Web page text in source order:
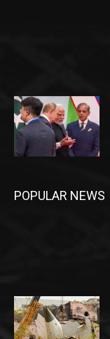
POPULAR NEWS